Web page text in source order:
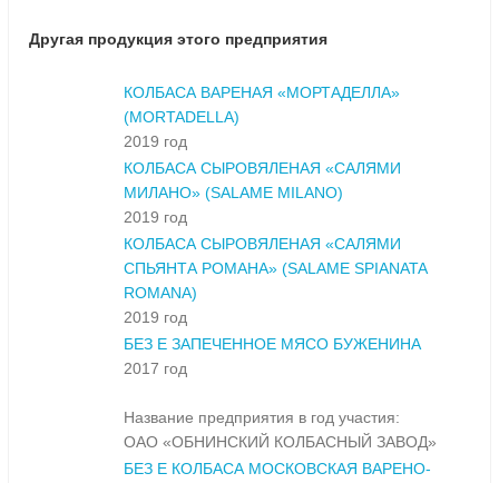
Другая продукция этого предприятия
КОЛБАСА ВАРЕНАЯ «МОРТАДЕЛЛА»
(MORTADELLA)
2019 год
КОЛБАСА СЫРОВЯЛЕНАЯ «САЛЯМИ
МИЛАНО» (SALAME MILANO)
2019 год
КОЛБАСА СЫРОВЯЛЕНАЯ «САЛЯМИ
СПЬЯНТА РОМАНА» (SALAME SPIANATA
ROMANA)
2019 год
БЕЗ Е ЗАПЕЧЕННОЕ МЯСО БУЖЕНИНА
2017 год
Название предприятия в год участия:
ОАО «ОБНИНСКИЙ КОЛБАСНЫЙ ЗАВОД»
БЕЗ Е КОЛБАСА МОСКОВСКАЯ ВАРЕНО-